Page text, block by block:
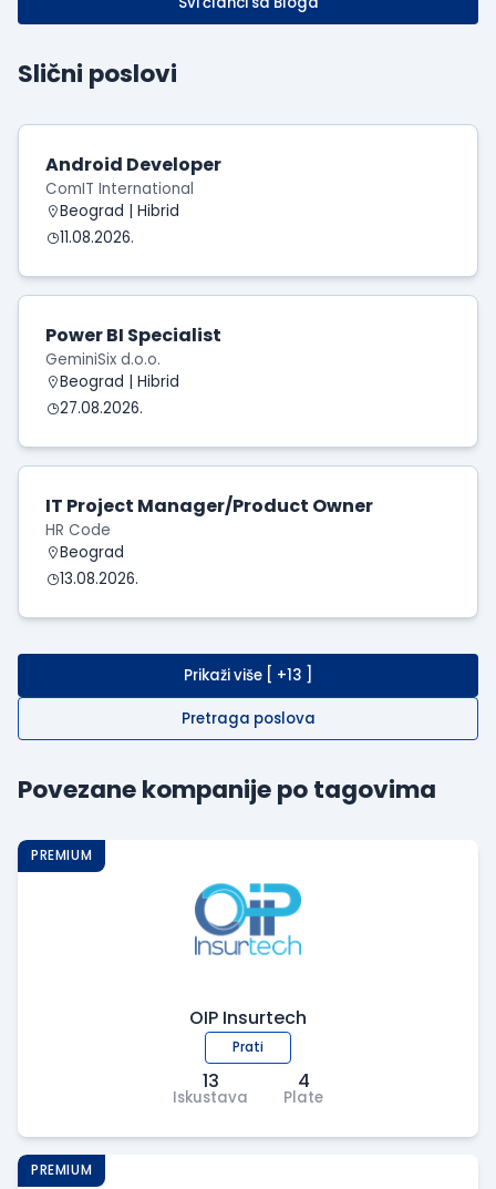
Slični poslovi
Android Developer
ComIT International
Beograd | Hibrid
11.08.2026.
Power BI Specialist
GeminiSix d.o.o.
Beograd | Hibrid
27.08.2026.
IT Project Manager/Product Owner
HR Code
Beograd
13.08.2026.
Prikaži više [ +13 ]
Pretraga poslova
Povezane kompanije po tagovima
OIP Insurtech
Prati
13
Iskustava
4
Plate
PREMIUM
PREMIUM